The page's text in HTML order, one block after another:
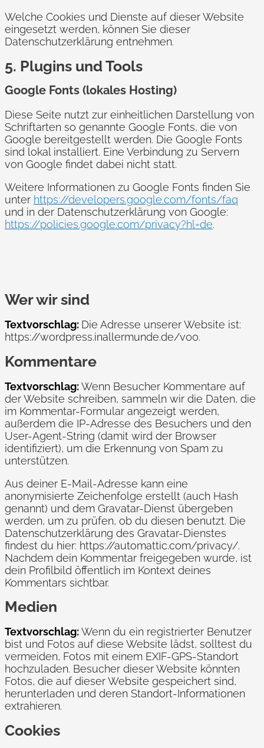
Welche Cookies und Dienste auf dieser Website
eingesetzt werden, können Sie dieser
Datenschutzerklärung entnehmen.
5. Plugins und Tools
Google Fonts (lokales Hosting)
Diese Seite nutzt zur einheitlichen Darstellung von
Schriftarten so genannte Google Fonts, die von
Google bereitgestellt werden. Die Google Fonts
sind lokal installiert. Eine Verbindung zu Servern
von Google findet dabei nicht statt.
Weitere Informationen zu Google Fonts finden Sie
unter https://developers.google.com/fonts/faq
und in der Datenschutzerklärung von Google:
https://policies.google.com/privacy?hl=de.
Wer wir sind
Textvorschlag: Die Adresse unserer Website ist:
https://wordpress.inallermunde.de/v00.
Kommentare
Textvorschlag:Wenn Besucher Kommentare auf
der Website schreiben, sammeln wir die Daten, die
im Kommentar-Formular angezeigt werden,
außerdem die IP-Adresse des Besuchers und den
User-Agent-String (damit wird der Browser
identifiziert), um die Erkennung von Spam zu
unterstützen.
Aus deiner E-Mail-Adresse kann eine
anonymisierte Zeichenfolge erstellt (auch Hash
genannt) und dem Gravatar-Dienst übergeben
werden, um zu prüfen, ob du diesen benutzt. Die
Datenschutzerklärung des Gravatar-Dienstes
findest du hier: https://automattic.com/privacy/.
Nachdem dein Kommentar freigegeben wurde, ist
dein Profilbild öffentlich im Kontext deines
Kommentars sichtbar.
Medien
Textvorschlag:Wenn du ein registrierter Benutzer
bist und Fotos auf diese Website lädst, solltest du
vermeiden, Fotos mit einem EXIF-GPS-Standort
hochzuladen. Besucher dieser Website könnten
Fotos, die auf dieser Website gespeichert sind,
herunterladen und deren Standort-Informationen
extrahieren.
Cookies